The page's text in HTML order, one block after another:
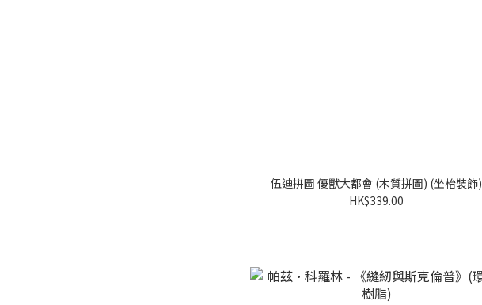
伍迪拼圖 優獸大都會 (木質拼圖) (坐枱裝飾)
HK$339.00